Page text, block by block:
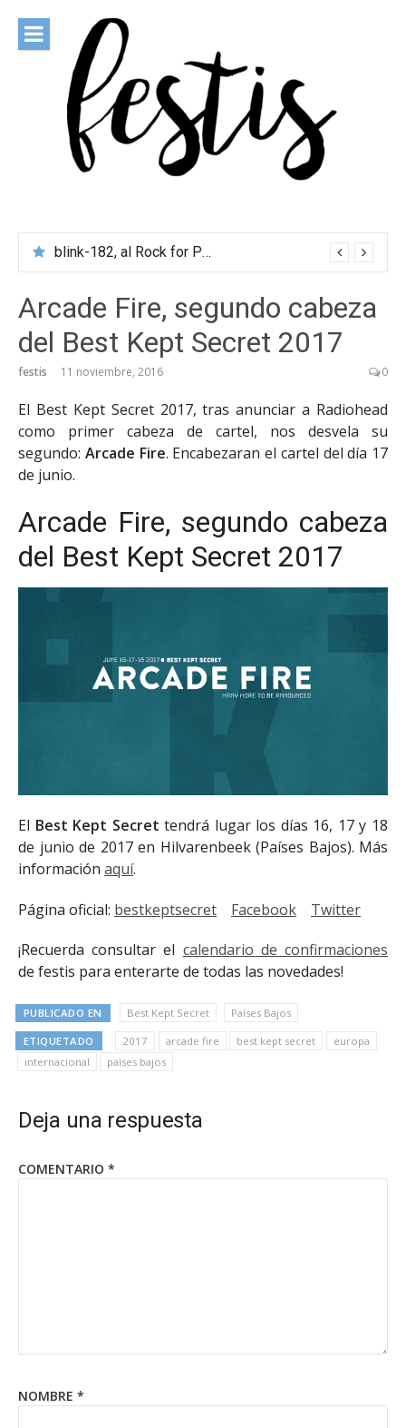
contenido
blink-182, al Rock for People 2027
Arcade Fire, segundo cabeza
del Best Kept Secret 2017
festis 11 noviembre, 2016 0
El Best Kept Secret 2017, tras anunciar a Radiohead
como primer cabeza de cartel, nos desvela su
segundo: Arcade Fire. Encabezaran el cartel del día 17
de junio.
Arcade Fire, segundo cabeza
del Best Kept Secret 2017
El Best Kept Secret tendrá lugar los días 16, 17 y 18
de junio de 2017 en Hilvarenbeek (Países Bajos). Más
información aquí.
Página oficial: bestkeptsecret Facebook Twitter
¡Recuerda consultar el calendario de confirmaciones
de festis para enterarte de todas las novedades!
PUBLICADO EN Best Kept Secret Países Bajos
ETIQUETADO 2017 arcade fire best kept secret
europa
internacional
países bajos
Deja una respuesta
COMENTARIO *
NOMBRE *